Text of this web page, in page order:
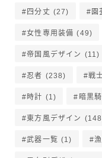
四分丈 (27) 園
女性専用装備 (49)
帝国風デザイン (11)
忍者 (238) 戦
時計 (1) 暗黒
東方風デザイン
武器一覧 (1)